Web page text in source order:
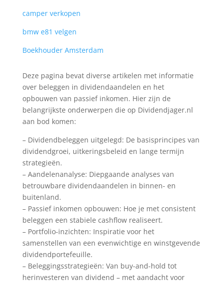
camper verkopen
bmw e81 velgen
Boekhouder Amsterdam
Deze pagina bevat diverse artikelen met informatie
over beleggen in dividendaandelen en het
opbouwen van passief inkomen. Hier zijn de
belangrijkste onderwerpen die op Dividendjager.nl
aan bod komen:
– Dividendbeleggen uitgelegd: De basisprincipes van
dividendgroei, uitkeringsbeleid en lange termijn
strategieën.
– Aandelenanalyse: Diepgaande analyses van
betrouwbare dividendaandelen in binnen- en
buitenland.
– Passief inkomen opbouwen: Hoe je met consistent
beleggen een stabiele cashflow realiseert.
– Portfolio-inzichten: Inspiratie voor het
samenstellen van een evenwichtige en winstgevende
dividendportefeuille.
– Beleggingsstrategieën: Van buy-and-hold tot
herinvesteren van dividend – met aandacht voor